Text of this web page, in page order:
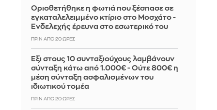
Οριοθετήθηκε η φωτιά που ξέσπασε σε
εγκαταλελειμμένο κτίριο στο Μοσχάτο -
Ενδελεχής έρευνα στο εσωτερικό του
ΠΡΙΝ ΑΠΌ 20 ΏΡΕΣ
Έξι στους 10 συνταξιούχους λαμβάνουν
σύνταξη κάτω από 1.000€ - Ούτε 800€ η
μέση σύνταξη ασφαλισμένων του
ιδιωτικού τομέα
ΠΡΙΝ ΑΠΌ 20 ΏΡΕΣ